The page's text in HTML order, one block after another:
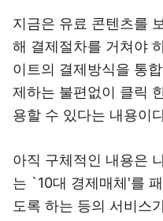
지금은 유료 콘텐츠를
해 결제절차를 거쳐야
이트의 결제방식을 통
제하는 불편없이 클릭
용할 수 있다는 내용이
아직 구체적인 내용은
는 `10대 경제매체'를
도록 하는 등의 서비스